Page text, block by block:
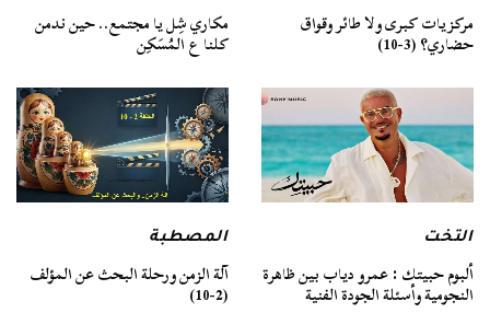
مركزيات كبرى ولا طائر وقواق
حضاري؟ (3-10)
مكاري شِل يا مجتمع.. حين ندمن
كلنا ع المُسَكِن
التخت
ألبوم حبيتك : عمرو دياب بين ظاهرة
النجومية وأسئلة الجودة الفنية
المصطبة
آلة الزمن ورحلة البحث عن المؤلف
(2-10)